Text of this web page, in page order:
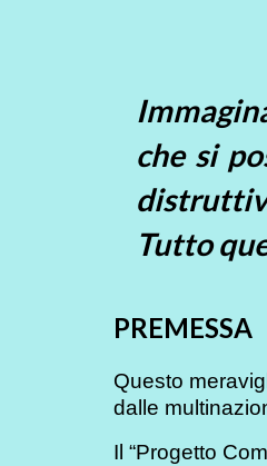
che si
Tutto
PREMESSA
Questo
dalle
Il “Progetto